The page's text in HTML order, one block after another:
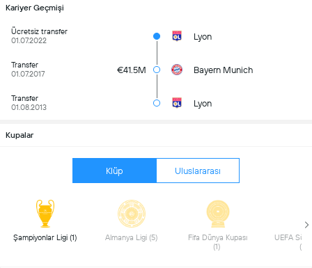
Kariyer Geçmişi
Ücretsiz transfer
01.07.2022
Lyon
Transfer
01.07.2017
€41.5M Bayern Munich
Transfer
01.08.2013
Lyon
Kupalar
Klüp Uluslararası
Fifa Dünya Kupası
UEFA